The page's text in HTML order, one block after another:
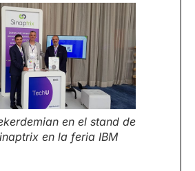
en el stand de
en la feria IBM